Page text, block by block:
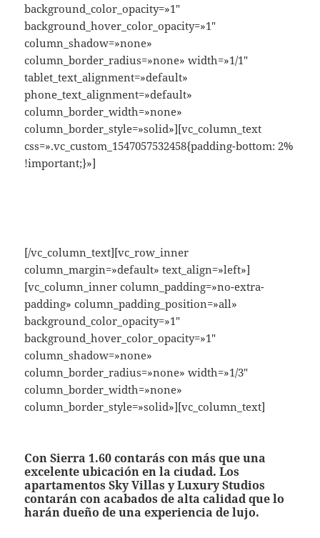
background_color_opacity=»1″
background_hover_color_opacity=»1″
column_shadow=»none»
column_border_radius=»none» width=»1/1″
tablet_text_alignment=»default»
phone_text_alignment=»default»
column_border_width=»none»
column_border_style=»solid»][vc_column_text
css=».vc_custom_1547057532458{padding-bottom: 2%
!important;}»]
[/vc_column_text][vc_row_inner
column_margin=»default» text_align=»left»]
[vc_column_inner column_padding=»no-extra-
padding» column_padding_position=»all»
background_color_opacity=»1″
background_hover_color_opacity=»1″
column_shadow=»none»
column_border_radius=»none» width=»1/3″
column_border_width=»none»
column_border_style=»solid»][vc_column_text]
Con Sierra 1.60 contarás con más que una
excelente ubicación en la ciudad. Los
apartamentos Sky Villas y Luxury Studios
contarán con acabados de alta calidad que lo
harán dueño de una experiencia de lujo.